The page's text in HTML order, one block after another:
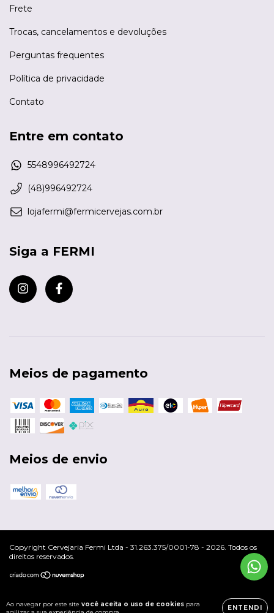
Ao navegar por este site você aceita o uso de cookies para
ENTENDI
Frete
Trocas, cancelamentos e devoluções
Perguntas frequentes
Política de privacidade
Contato
Entre em contato
5548996492724
(48)996492724
lojafermi@fermicervejas.com.br
Siga a FERMI
Meios de pagamento
Meios de envio
Copyright Cervejaria Fermi Ltda - 31.263.375/0001-78 - 2026. Todos os
direitos reservados.